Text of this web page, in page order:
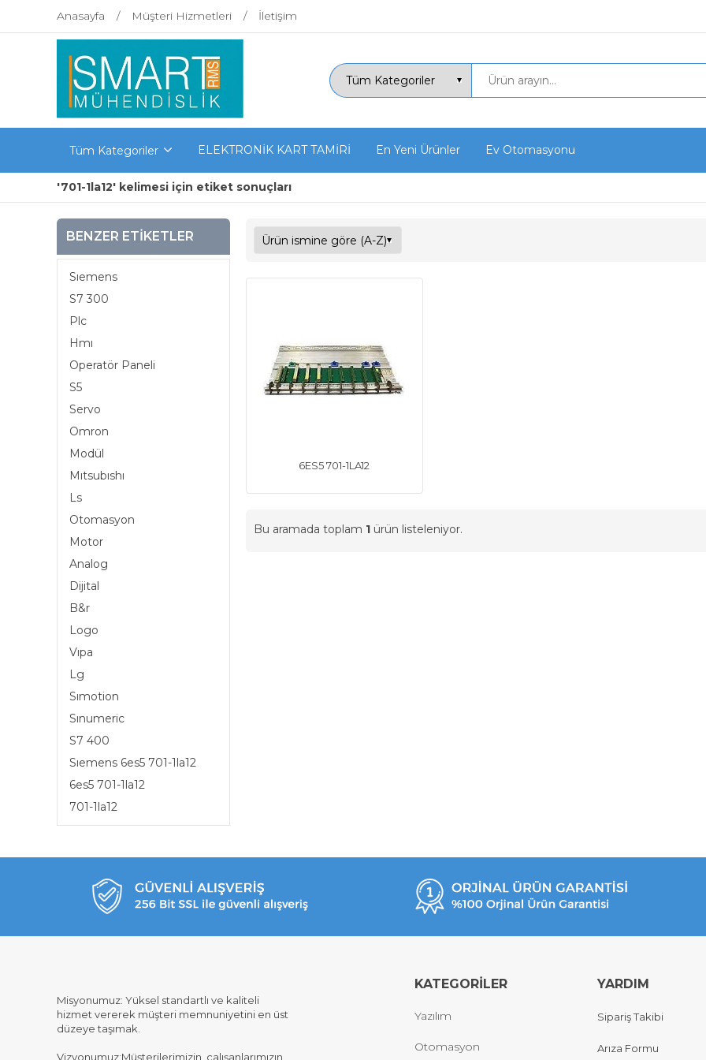
Anasayfa Müşteri Hizmetleri İletişim
Tüm Kategoriler ELEKTRONİK KART TAMİRİ En Yeni Ürünler Ev Otomasyonu
'701-1la12' kelimesi için etiket sonuçları
BENZER ETIKETLER
Sıemens
S7 300
Plc
Hmı
Operatör Paneli
S5
Servo
Omron
Modül
Mıtsubıshı
Ls
Otomasyon
Motor
Analog
Dijital
B&r
Logo
Vıpa
Lg
Sımotion
Sınumeric
S7 400
Sıemens 6es5 701-1la12
6es5 701-1la12
701-1la12
6ES5 701-1LA12
Bu aramada toplam 1 ürün listeleniyor.
Misyonumuz: Yüksel standartlı ve kaliteli
hizmet vererek müşteri memnuniyetini en üst
düzeye taşımak.
Vizyonumuz:Müşterilerimizin, çalışanlarımızın
KATEGORİLER
Yazılım
Otomasyon
YARDIM
Sipariş Takibi
Arıza Formu